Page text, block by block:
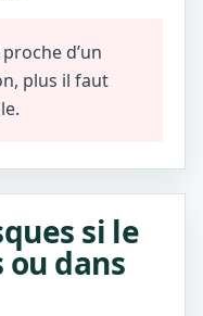
d’un
plus il faut
si le
ou dans